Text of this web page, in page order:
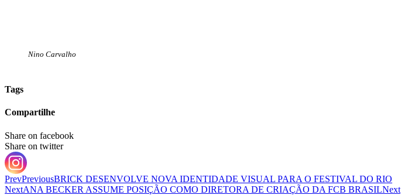
Nino Carvalho
Tags
Compartilhe
Share on facebook
Share on twitter
PrevPreviousBRICK DESENVOLVE NOVA IDENTIDADE VISUAL PARA O FESTIVAL DO RIO
NextANA BECKER ASSUME POSIÇÃO COMO DIRETORA DE CRIAÇÃO DA FCB BRASILNext